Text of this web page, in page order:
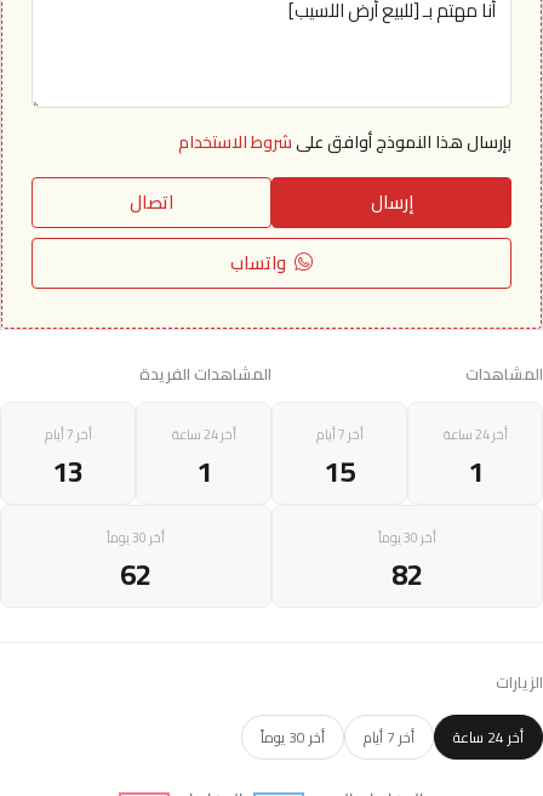
بإرسال هذا النموذج أوافق علىشروط الاستخدام
إرسال
اتصال
واتساب
المشاهدات
أخر 24 ساعة
1
أخر 7 أيام
15
أخر 30 يوماً
82
المشاهدات الفريدة
أخر 24 ساعة
1
أخر 7 أيام
13
أخر 30 يوماً
62
الزيارات
أخر 24 ساعة أخر 7 أيام أخر 30 يوماً